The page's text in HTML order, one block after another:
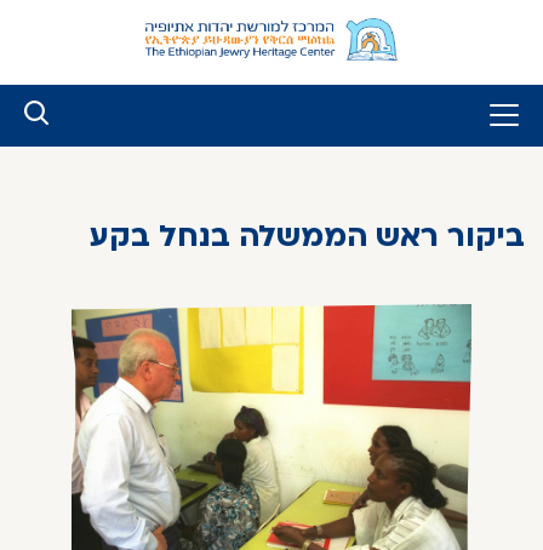
ביקור ראש הממשלה בנחל בקע